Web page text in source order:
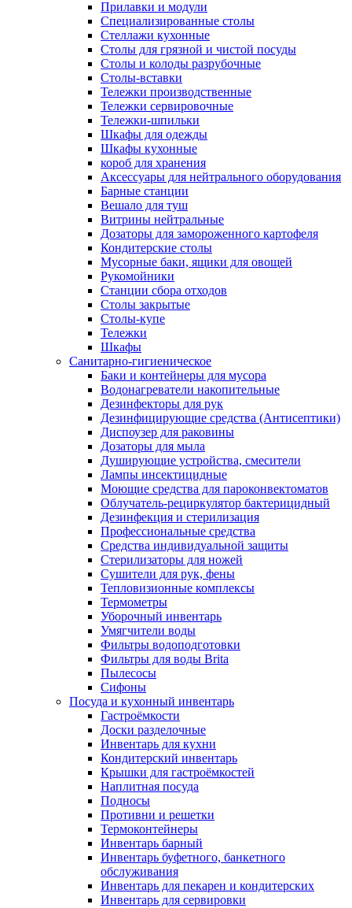
Прилавки и модули
Специализированные столы
Стеллажи кухонные
Столы для грязной и чистой посуды
Столы и колоды разрубочные
Столы-вставки
Тележки производственные
Тележки сервировочные
Тележки-шпильки
Шкафы для одежды
Шкафы кухонные
короб для хранения
Аксессуары для нейтрального оборудования
Барные станции
Вешало для туш
Витрины нейтральные
Дозаторы для замороженного картофеля
Кондитерские столы
Мусорные баки, ящики для овощей
Рукомойники
Станции сбора отходов
Столы закрытые
Столы-купе
Тележки
Шкафы
Санитарно-гигиеническое
Баки и контейнеры для мусора
Водонагреватели накопительные
Дезинфекторы для рук
Дезинфицирующие средства (Антисептики)
Диспоузер для раковины
Дозаторы для мыла
Душирующие устройства, смесители
Лампы инсектицидные
Моющие средства для пароконвектоматов
Облучатель-рециркулятор бактерицидный
Дезинфекция и стерилизация
Профессиональные средства
Средства индивидуальной защиты
Стерилизаторы для ножей
Сушители для рук, фены
Тепловизионные комплексы
Термометры
Уборочный инвентарь
Умягчители воды
Фильтры водоподготовки
Фильтры для воды Brita
Пылесосы
Сифоны
Посуда и кухонный инвентарь
Гастроёмкости
Доски разделочные
Инвентарь для кухни
Кондитерский инвентарь
Крышки для гастроёмкостей
Наплитная посуда
Подносы
Противни и решетки
Термоконтейнеры
Инвентарь барный
Инвентарь буфетного, банкетного
обслуживания
Инвентарь для пекарен и кондитерских
Инвентарь для сервировки